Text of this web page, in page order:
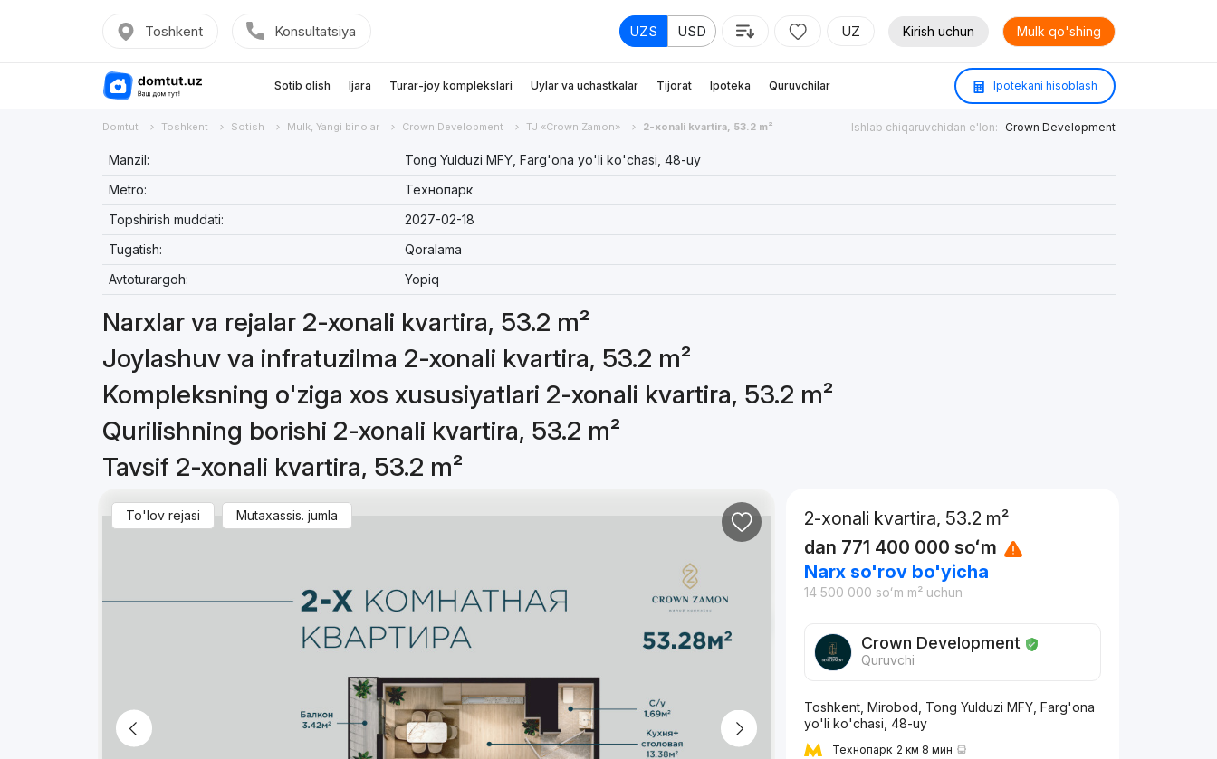
Toshkent Konsultatsiya UZS USD UZ Kirish uchun Mulk qo'shing
Sotib olish Ijara Turar-joy komplekslari Uylar va uchastkalar Tijorat Ipoteka Quruvchilar Ipotekani hisoblash
Domtut Toshkent Sotish Mulk, Yangi binolar Crown Development TJ «Crown Zamon» 2-xonali kvartira, 53.2 m² Ishlab chiqaruvchidan e'lon: Crown Development
Manzil:
Tong Yulduzi MFY, Farg'ona yo'li ko'chasi, 48-uy
Metro:
Технопарк
Topshirish muddati:
2027-02-18
Tugatish:
Qoralama
Avtoturargoh:
Yopiq
Narxlar va rejalar 2-xonali kvartira, 53.2 m²
Joylashuv va infratuzilma 2-xonali kvartira, 53.2 m²
Kompleksning o'ziga xos xususiyatlari 2-xonali kvartira, 53.2 m²
Qurilishning borishi 2-xonali kvartira, 53.2 m²
Tavsif 2-xonali kvartira, 53.2 m²
To'lov rejasi Mutaxassis. jumla
2-xonali kvartira, 53.2 m²
dan 771 400 000 soʻm
Narx so'rov bo'yicha
14 500 000 soʻm m² uchun
Crown Development
Quruvchi
Toshkent, Mirobod, Tong Yulduzi MFY, Farg'ona
yo'li ko'chasi, 48-uy
Технопарк 2 км 8 мин